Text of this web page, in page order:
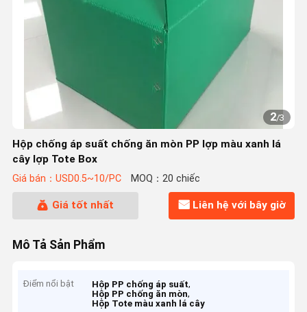
2/3
Hộp chống áp suất chống ăn mòn PP lợp màu xanh lá
cây lợp Tote Box
Giá bán：USD0.5~10/PC MOQ：20 chiếc
Giá tốt nhất Liên hệ với bây giờ
Mô Tả Sản Phẩm
Điểm nổi bật Hộp PP chống áp suất,
Hộp PP chống ăn mòn,
Hộp Tote màu xanh lá cây